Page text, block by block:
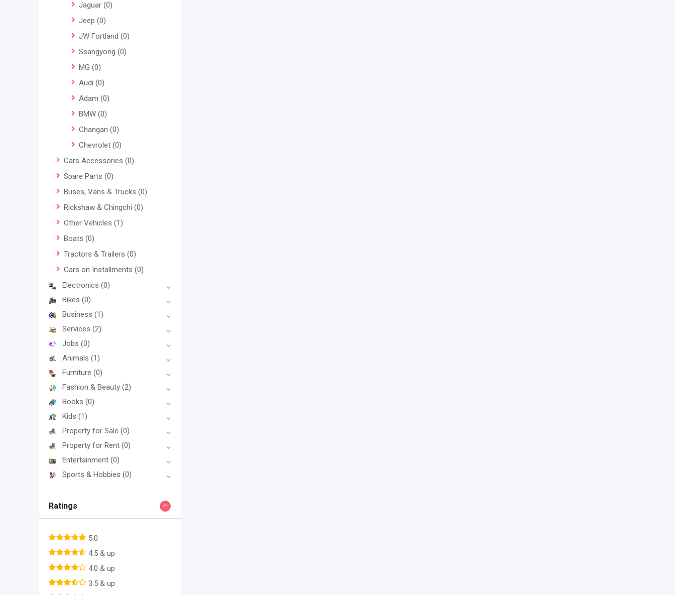
Jaguar (0)
Jeep (0)
JW Fortland (0)
Ssangyong (0)
MG (0)
Audi (0)
Adam (0)
BMW (0)
Changan (0)
Chevrolet (0)
Cars Accessories (0)
Spare Parts (0)
Buses, Vans & Trucks (0)
Rickshaw & Chingchi (0)
Other Vehicles (1)
Boats (0)
Tractors & Trailers (0)
Cars on Installments (0)
Electronics (0)
Bikes (0)
Business (1)
Services (2)
Jobs (0)
Animals (1)
Furniture (0)
Fashion & Beauty (2)
Books (0)
Kids (1)
Property for Sale (0)
Property for Rent (0)
Entertainment (0)
Sports & Hobbies (0)
Ratings
5.0
4.5 & up
4.0 & up
3.5 & up